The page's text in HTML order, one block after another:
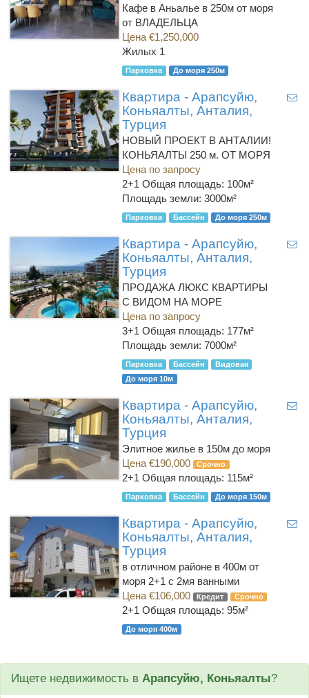
Кафе в Аньалье в 250м от моря
от ВЛАДЕЛЬЦА
Цена €1,250,000
Жилых 1
Парковка До моря 250м
Квартира - Арапсуйю,
Коньяалты, Анталия,
Турция
НОВЫЙ ПРОЕКТ В АНТАЛИИ!
КОНЬЯАЛТЫ 250 м. ОТ МОРЯ
Цена по запросу
2+1 Общая площадь: 100м²
Площадь земли: 3000м²
Парковка Бассейн До моря 250м
Квартира - Арапсуйю,
Коньяалты, Анталия,
Турция
ПРОДАЖА ЛЮКС КВАРТИРЫ
С ВИДОМ НА МОРЕ
Цена по запросу
3+1 Общая площадь: 177м²
Площадь земли: 7000м²
Парковка Бассейн
Видовая
До моря 10м
Квартира - Арапсуйю,
Коньяалты, Анталия,
Турция
Элитное жилье в 150м до моря
Цена €190,000
Срочно
2+1 Общая площадь: 115м²
Парковка Бассейн До моря 150м
Квартира - Арапсуйю,
Коньяалты, Анталия,
Турция
в отличном районе в 400м от
моря 2+1 с 2мя ванными
Цена €106,000
Кредит Срочно
2+1 Общая площадь: 95м²
До моря 400м
Ищете недвижимость в Арапсуйю, Коньяалты?